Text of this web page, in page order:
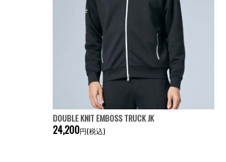
DOUBLE KNIT EMBOSS TRUCK JK
24,200円(税込)